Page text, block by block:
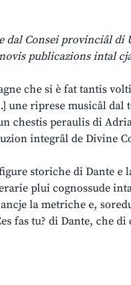
dal Consei provinciâl
publicazions intal
che si è fat tantis
riprese musicâl dal
chestis peraulis di
integrâl de Divine
storiche di Dante e
plui cognossude
la metriche e,
fas tu? di Dante, che